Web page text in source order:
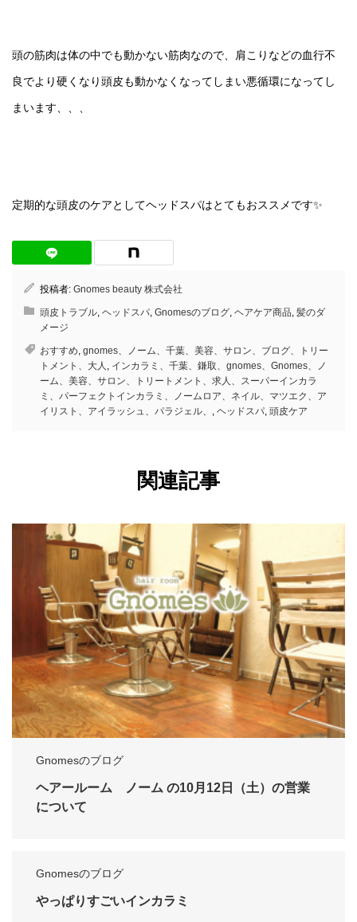
頭の筋肉は体の中でも動かない筋肉なので、肩こりなどの血行不
良でより硬くなり頭皮も動かなくなってしまい悪循環になってし
まいます、、、
定期的な頭皮のケアとしてヘッドスパはとてもおススメです✨
投稿者: Gnomes beauty 株式会社
頭皮トラブル ヘッドスパ Gnomesのブログ ヘアケア商品 髪のダ
メージ
おすすめ gnomes、ノーム、千葉、美容、サロン、ブログ、トリー
トメント、大人
インカラミ、千葉、鎌取、gnomes、Gnomes、ノ
ーム、美容、サロン、トリートメント、求人、スーパーインカラ
ミ、パーフェクトインカラミ、ノームロア、ネイル、マツエク、ア
イリスト、アイラッシュ、パラジェル、
ヘッドスパ 頭皮ケア
関連記事
Gnomesのブログ
ヘアールーム ノーム の10月12日（土）の営業
について
Gnomesのブログ
やっぱりすごいインカラミ